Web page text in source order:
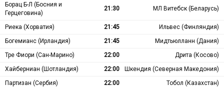
Борац Б-Л (Босния и
Герцеговина)
21:30 МЛ Витебск (Беларусь)
Риека (Хорватия) 21:45
Ильвес (Финляндия)
Богемианс (Ирландия)
21:45
Мидтьюлланн (Дания)
Тре Фиори (Сан-Марино)
22:00
Дрита (Косово)
Хайберниан (Шотландия)
22:00
Шкендия (Северная Македония)
Партизан (Сербия)
22:00 Тобол (Казахстан)